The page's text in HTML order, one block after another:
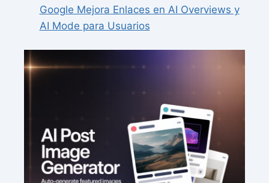
Google Mejora Enlaces en AI Overviews y
AI Mode para Usuarios